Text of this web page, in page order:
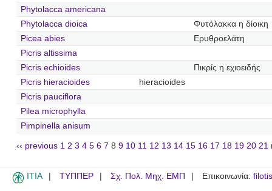
Phytolacca americana
Phytolacca dioica
Φυτόλακκα η δίοικη
Picea abies
Ερυθροελάτη
Picris altissima
Picris echioides
Πικρίς η εχιοειδής
Picris hieracioides
hieracioides
Picris pauciflora
Pilea microphylla
Pimpinella anisum
‹‹ previous 1 2 3 4 5 6 7 8 9 10 11 12 13 14 15 16 17 18 19 20 21
ITIA ΤΥΠΠΕΡ Σχ. Πολ. Μηχ. ΕΜΠ Επικοινωνία: